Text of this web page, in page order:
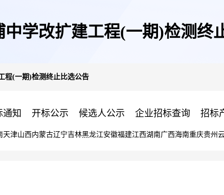
中学改扩建工程(一期)检测终
程(一期)检测终止比选公告
通知 开标公示 候选人公示 企业招标查询 招标
天津山西内蒙古辽宁吉林黑龙江安徽福建江西湖南广西海南重庆贵州